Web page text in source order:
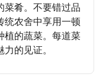
菜肴。不要错过品
统农舍中享用一顿
植的蔬菜。每道菜
的见证。